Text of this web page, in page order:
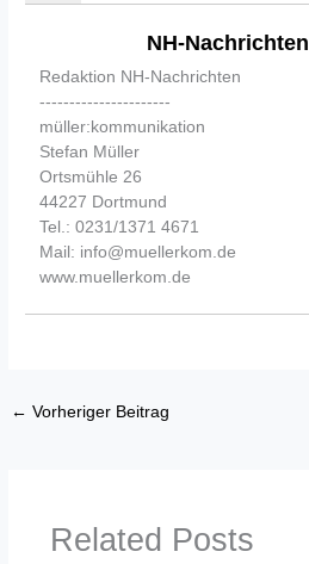
NH-Nachrichten
Redaktion NH-Nachrichten
----------------------
müller:kommunikation
Stefan Müller
Ortsmühle 26
44227 Dortmund
Tel.: 0231/1371 4671
Mail: info@muellerkom.de
www.muellerkom.de
← Vorheriger Beitrag
Related Posts